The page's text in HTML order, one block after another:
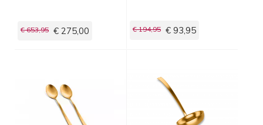
€ 653,95 € 275,00 € 194,95 € 93,95